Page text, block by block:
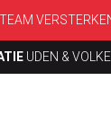
UDEN & VOLKEL